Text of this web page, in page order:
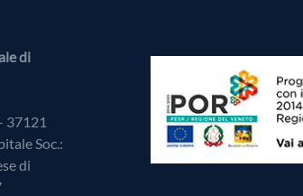
di
37121
Soc.:
di